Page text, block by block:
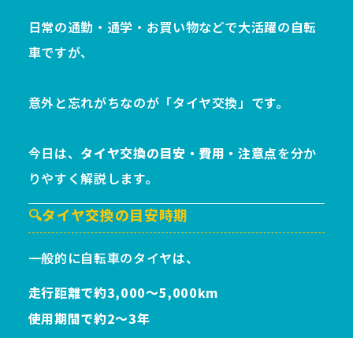
日常の通勤・通学・お買い物などで大活躍の自転
車ですが、
意外と忘れがちなのが「タイヤ交換」です。
今日は、 タイヤ交換の目安・費用・注意点を分か
りやすく解説します。
🔍タイヤ交換の目安時期
一般的に自転車のタイヤは、
走行距離で約3,000～5,000km
使用期間で約2～3年